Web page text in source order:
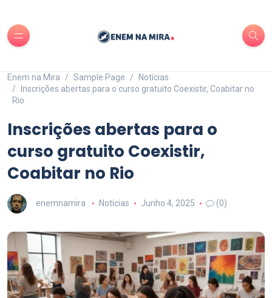
Enem na Mira Sample Page
Notícias
Inscrições abertas para o curso gratuito Coexistir, Coabitar no
Rio
Inscrições abertas para o
curso gratuito Coexistir,
Coabitar no Rio
enemnamira Notícias Junho 4, 2025 (0)